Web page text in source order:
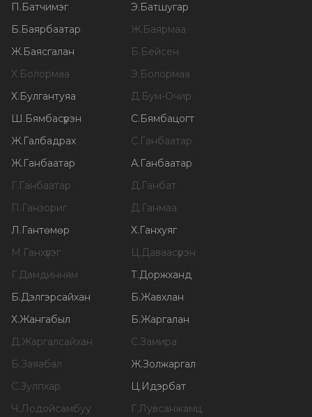
П.Батчимэг Э.Батшугар
Б.Баярбаатар Ж.Баярмаа
Ж.Баясгалан Б.Бейсен
Х.Болормаа Э.Болормаа
Х.Булгантуяа Д.Бум-Очир
Ш.Бямбасүрэн С.Бямбацогт
Ж.Галбадрах С.Ганбаатар
Ж.Ганбаатар А.Ганбаатар
Г.Ганбаатар Д.Ганбат
П.Ганзориг Д.Ганмаа
Л.Гантөмөр Х.Ганхуяг
М.Ганхүлэг Ц.Даваасүрэн
Г.Дамдинням Т.Доржханд
Б.Дэлгэрсайхан Б.Жавхлан
Х.Жангабыл Б.Жаргалан
Д.Жаргалсайхан С.Замира
Б.Заяабал Ж.Золжаргал
С.Зулпхар Ц.Идэрбат
Ч.Лодойсамбуу Г.Лувсанжамц